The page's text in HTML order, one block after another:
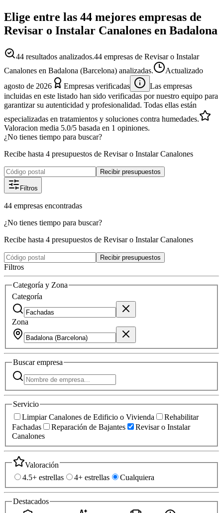
Elige entre las 44 mejores empresas de
Revisar o Instalar Canalones en Badalona
44 resultados analizados.44 empresas de Revisar o Instalar
Canalones en Badalona (Barcelona) analizadas.
Actualizado
agosto de 2026
Empresas verificadas
Las empresas
incluidas en este listado han sido verificadas por nuestro equipo para
garantizar su autenticidad y profesionalidad. Todas ellas están
especializadas en tratamientos y soluciones contra humedades.
Valoracion media 5.0/5 basada en 1 opiniones.
¿No tienes tiempo para buscar?
Recibe hasta 4 presupuestos de Revisar o Instalar Canalones
Recibir presupuestos
Filtros
44 empresas encontradas
¿No tienes tiempo para buscar?
Recibe hasta 4 presupuestos de Revisar o Instalar Canalones
Recibir presupuestos
Filtros
Categoría y Zona
Categoría
Zona
Buscarempresa
Servicio
Limpiar Canalones de Edificio o Vivienda
Rehabilitar
Fachadas
Reparación de Bajantes
Revisar o Instalar
Canalones
Valoración
4.5+ estrellas
4+ estrellas Cualquiera
Destacados